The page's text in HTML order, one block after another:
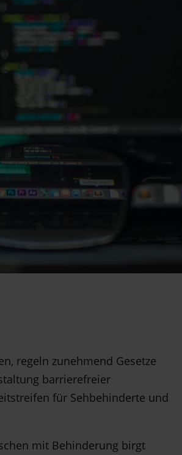
regeln zunehmend Gesetze
barrierefreier
für Sehbehinderte und
mit Behinderung birgt